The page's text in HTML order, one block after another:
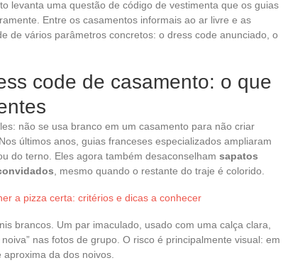
levanta uma questão de código de vestimenta que os guias
Entre os casamentos informais ao ar livre e as
de vários parâmetros concretos: o dress code anunciado, o
code de casamento: o que
não se usa branco em um casamento para não criar
últimos anos, guias franceses especializados ampliaram
do terno. Eles agora também desaconselham sapatos
, mesmo quando o restante do traje é colorido.
a pizza certa: critérios e dicas a conhecer
brancos. Um par imaculado, usado com uma calça clara,
nas fotos de grupo. O risco é principalmente visual: em
da dos noivos.